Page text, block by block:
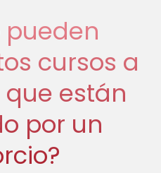
pueden
cursos a
están
por un